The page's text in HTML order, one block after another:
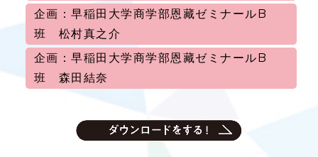
企画：早稲田大学商学部恩藏ゼミナールB
班 松村真之介
企画：早稲田大学商学部恩藏ゼミナールB
班 森田結奈